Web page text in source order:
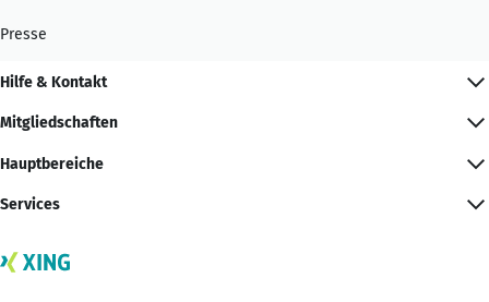
Presse
Hilfe & Kontakt
Mitgliedschaften
Hauptbereiche
Services